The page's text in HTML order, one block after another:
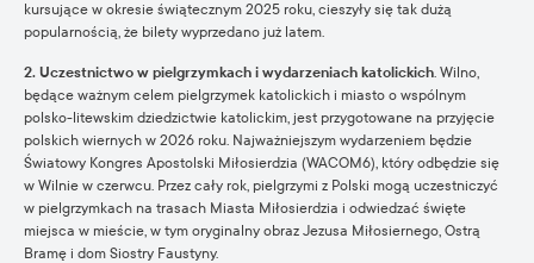
kursujące w okresie świątecznym 2025 roku, cieszyły się tak dużą
popularnością, że bilety wyprzedano już latem.
2. Uczestnictwo w pielgrzymkach i wydarzeniach katolickich. Wilno,
będące ważnym celem pielgrzymek katolickich i miasto o wspólnym
polsko-litewskim dziedzictwie katolickim, jest przygotowane na przyjęcie
polskich wiernych w 2026 roku. Najważniejszym wydarzeniem będzie
Światowy Kongres Apostolski Miłosierdzia (WACOM6), który odbędzie się
w Wilnie w czerwcu. Przez cały rok, pielgrzymi z Polski mogą uczestniczyć
w pielgrzymkach na trasach Miasta Miłosierdzia i odwiedzać święte
miejsca w mieście, w tym oryginalny obraz Jezusa Miłosiernego, Ostrą
Bramę i dom Siostry Faustyny.